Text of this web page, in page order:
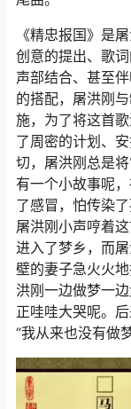
《精忠报国》是
创意的提出、歌
声部结合、甚至
的搭配，屠洪刚
施，为了将这首
了周密的计划、
切，屠洪刚总是
有一个小故事呢
了感冒，怕传染
屠洪刚小声哼着
进入了梦乡，而
壁的妻子急火火
洪刚一边做梦一
正哇哇大哭呢。
“我从来也没有做